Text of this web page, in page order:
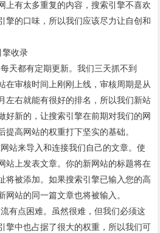
上有太多重复的内容，搜索引擎不喜欢
擎的口味，所以我们应该尽力让自创和
擎收录
天都有定期更新。我们三天抓不到
在审核时间上刚刚上线，审核周期是从
左右就能有很好的排名，所以我们新站
好新的，让搜索引擎在前期对我们的网
提高网站的权重打下坚实的基础。
站来导入和连接我们自己的文章。使
站上发表文章。你的新网站的标题将在
将被添加。如果搜索引擎已输入您的高
网站的同一篇文章也将被输入。
有点困难。虽然很难，但我们必须这
擎中也占据了很大的权重，所以我们可